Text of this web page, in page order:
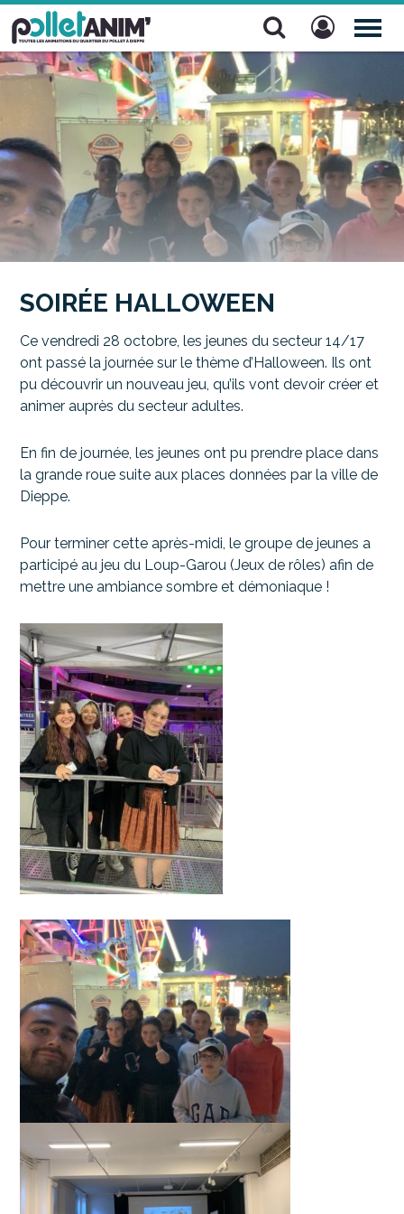
Pollet Anim'
SOIRÉE HALLOWEEN
Ce vendredi 28 octobre, les jeunes du secteur 14/17
ont passé la journée sur le thème d’Halloween. Ils ont
pu découvrir un nouveau jeu, qu’ils vont devoir créer et
animer auprès du secteur adultes.
En fin de journée, les jeunes ont pu prendre place dans
la grande roue suite aux places données par la ville de
Dieppe.
Pour terminer cette après-midi, le groupe de jeunes a
participé au jeu du Loup-Garou (Jeux de rôles) afin de
mettre une ambiance sombre et démoniaque !